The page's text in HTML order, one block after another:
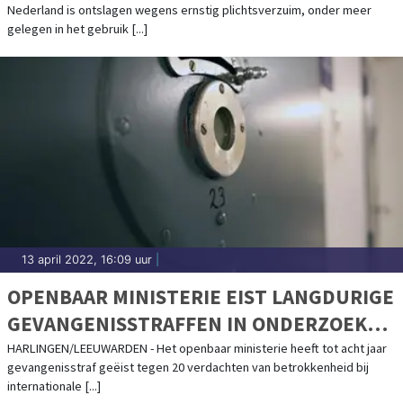
Nederland is ontslagen wegens ernstig plichtsverzuim, onder meer
gelegen in het gebruik [...]
13 april 2022, 16:09 uur
OPENBAAR MINISTERIE EIST LANGDURIGE
GEVANGENISSTRAFFEN IN ONDERZOEK
VIDAR NAAR INTERNATIONALE
DRUGSHANDEL
HARLINGEN/LEEUWARDEN - Het openbaar ministerie heeft tot acht jaar
gevangenisstraf geëist tegen 20 verdachten van betrokkenheid bij
internationale [...]